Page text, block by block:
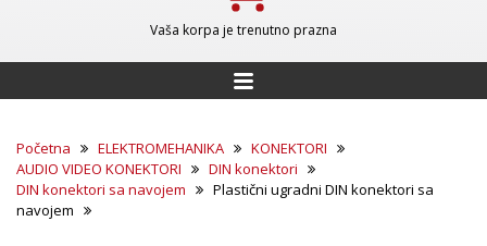
Vaša korpa je trenutno prazna
Početna ELEKTROMEHANIKA
KONEKTORI
AUDIO VIDEO KONEKTORI
DIN konektori
DIN konektori sa navojem
Plastični ugradni DIN konektori sa
navojem